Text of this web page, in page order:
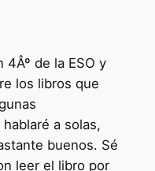
4Âº de la ESO y
los libros que
a solas,
buenos. Sé
leer el libro por